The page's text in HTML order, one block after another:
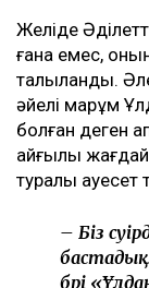
– Біз
болуға
жыл күту
ең
күйде
Ұлдана
даулар